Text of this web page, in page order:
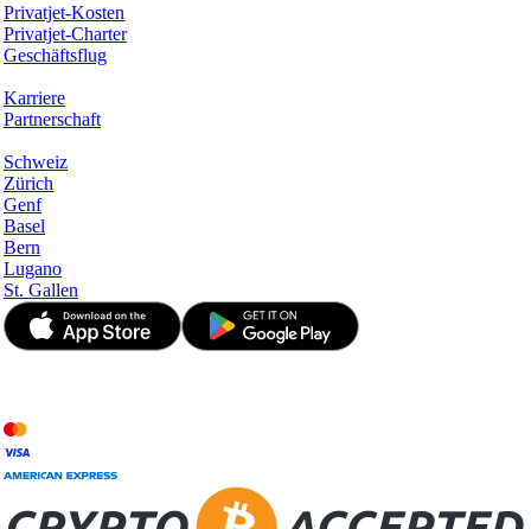
Privatjet-Kosten
Privatjet-Charter
Geschäftsflug
Karriere
Partnerschaft
Schweiz
Zürich
Genf
Basel
Bern
Lugano
St. Gallen